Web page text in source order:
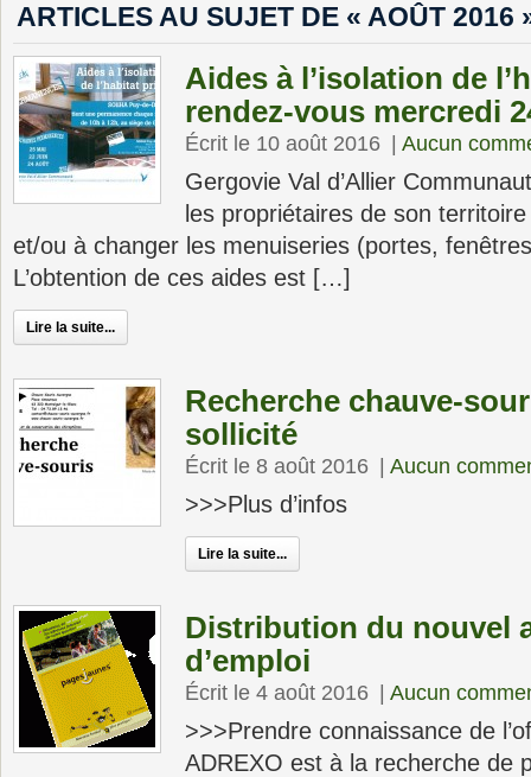
ARTICLES AU SUJET DE « AOÛT 2016
Aides à l’isolation de
rendez-vous mercredi
Écrit le 10 août 2016 Aucun
Gergovie Val d’Allier
les propriétaires de son
et/ou à changer les menuiseries (portes,
L’obtention de ces aides est […]
Lire la suite...
Recherche chauve-
sollicité
Écrit le 8 août 2016 Aucun
>>>Plus d’infos
Lire la suite...
Distribution du nouvel
d’emploi
Écrit le 4 août 2016 Aucun
>>>Prendre connaissance de
ADREXO est à la recherche de